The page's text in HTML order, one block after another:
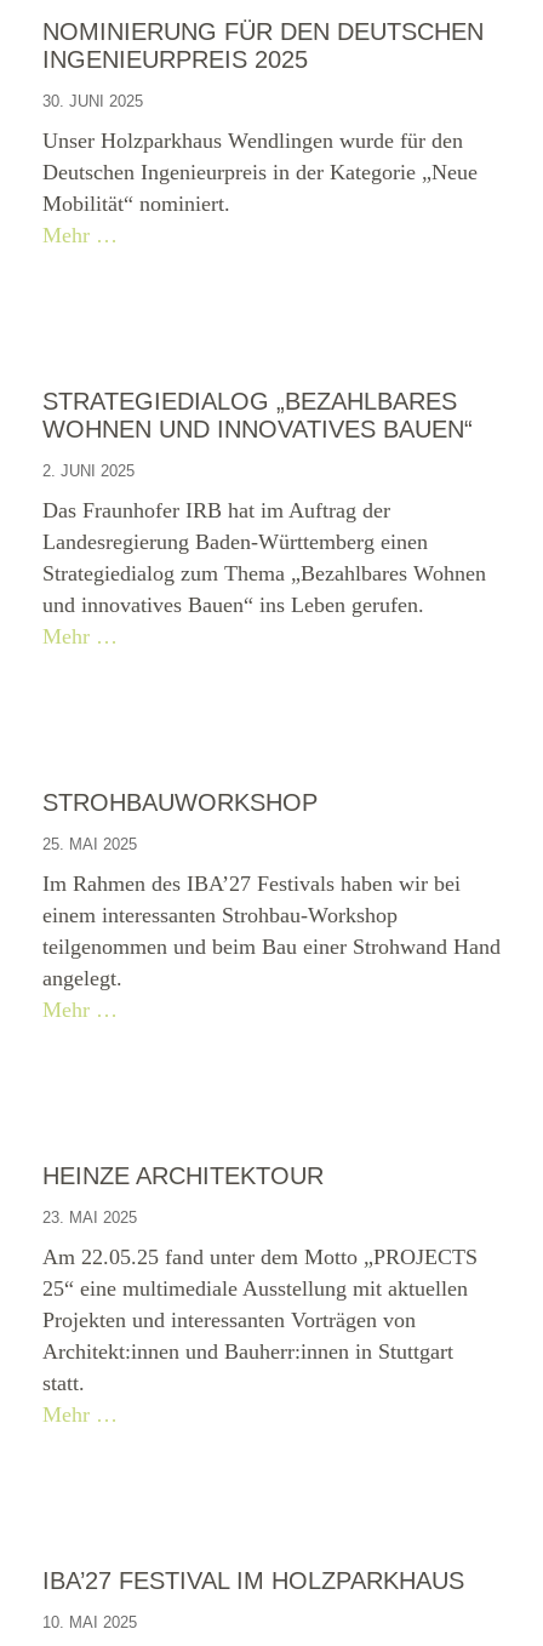
NOMINIERUNG FÜR DEN DEUTSCHEN
INGENIEURPREIS 2025
30. JUNI 2025
Unser Holzparkhaus Wendlingen wurde für den
Deutschen Ingenieurpreis in der Kategorie „Neue
Mobilität“ nominiert.
Mehr …
STRATEGIEDIALOG „BEZAHLBARES
WOHNEN UND INNOVATIVES BAUEN“
2. JUNI 2025
Das Fraunhofer IRB hat im Auftrag der
Landesregierung Baden-Württemberg einen
Strategiedialog zum Thema „Bezahlbares Wohnen
und innovatives Bauen“ ins Leben gerufen.
Mehr …
STROHBAUWORKSHOP
25. MAI 2025
Im Rahmen des IBA’27 Festivals haben wir bei
einem interessanten Strohbau-Workshop
teilgenommen und beim Bau einer Strohwand Hand
angelegt.
Mehr …
HEINZE ARCHITEKTOUR
23. MAI 2025
Am 22.05.25 fand unter dem Motto „PROJECTS
25“ eine multimediale Ausstellung mit aktuellen
Projekten und interessanten Vorträgen von
Architekt:innen und Bauherr:innen in Stuttgart
statt.
Mehr …
IBA’27 FESTIVAL IM HOLZPARKHAUS
10. MAI 2025